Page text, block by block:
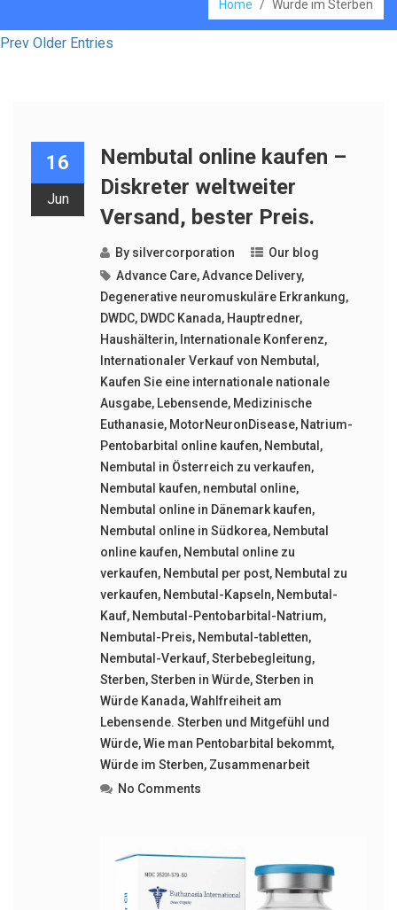
Home / Würde im Sterben
Prev Older Entries
16
Jun
Nembutal online kaufen –
Diskreter weltweiter
Versand, bester Preis.
By silvercorporation
Our blog
Advance Care,Advance Delivery,
Degenerative neuromuskuläre Erkrankung,
DWDC, DWDC Kanada, Hauptredner,
Haushälterin, Internationale Konferenz,
Internationaler Verkauf von Nembutal ,
Kaufen Sie eine internationale nationale
Ausgabe, Lebensende, Medizinische
Euthanasie, MotorNeuronDisease, Natrium-
Pentobarbital online kaufen, Nembutal ,
Nembutal in Österreich zu verkaufen,
Nembutal kaufen, nembutal online,
Nembutal online in Dänemark kaufen,
Nembutal online in Südkorea, Nembutal
online kaufen, Nembutal online zu
verkaufen, Nembutal per post, Nembutal zu
verkaufen, Nembutal-Kapseln, Nembutal-
Kauf, Nembutal-Pentobarbital-Natrium,
Nembutal-Preis, Nembutal-tabletten,
Nembutal-Verkauf,Sterbebegleitung,
Sterben,Sterben in Würde,Sterben in
Würde Kanada,Wahlfreiheit am
Lebensende. Sterben und Mitgefühl und
Würde,Wie man Pentobarbital bekommt,
Würde im Sterben, Zusammenarbeit
No Comments